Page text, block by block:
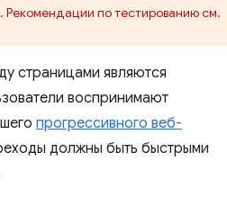
. Рекомендации по тестированию см.
страницами являются
воспринимают
прогрессивного веб-
должны быть быстрыми